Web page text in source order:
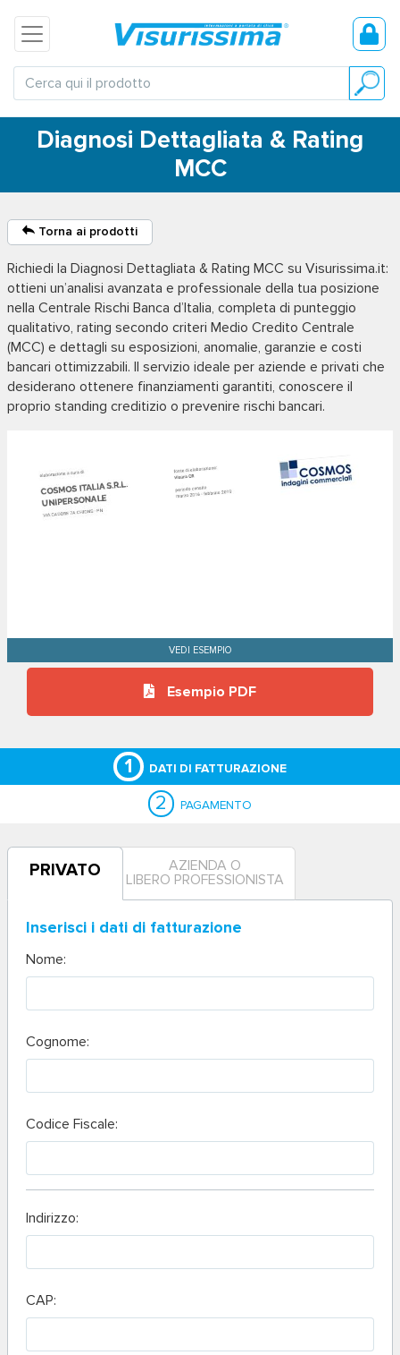
Diagnosi Dettagliata & Rating
MCC
Torna ai prodotti
Richiedi la Diagnosi Dettagliata & Rating MCC su Visurissima.it:
ottieni un’analisi avanzata e professionale della tua posizione
nella Centrale Rischi Banca d’Italia, completa di punteggio
qualitativo, rating secondo criteri Medio Credito Centrale
(MCC) e dettagli su esposizioni, anomalie, garanzie e costi
bancari ottimizzabili. Il servizio ideale per aziende e privati che
desiderano ottenere finanziamenti garantiti, conoscere il
proprio standing creditizio o prevenire rischi bancari.
Esempio PDF
1 DATI DI FATTURAZIONE
2 PAGAMENTO
PRIVATO
AZIENDA O
LIBERO PROFESSIONISTA
Inserisci i dati di fatturazione
Nome:
Cognome:
Codice Fiscale:
Indirizzo:
CAP: